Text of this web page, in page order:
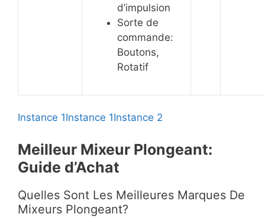
d’impulsion
Sorte de
commande:
Boutons,
Rotatif
Instance 1Instance 1Instance 2
Meilleur Mixeur Plongeant:
Guide d’Achat
Quelles Sont Les Meilleures Marques De
Mixeurs Plongeant?